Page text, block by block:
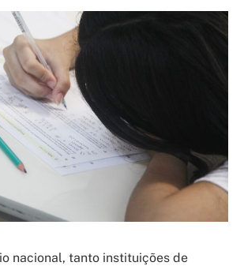
nacional, tanto instituições de